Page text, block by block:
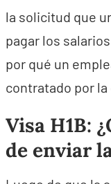
la solicitud que
pagar los
por qué un
contratado por
Visa H1B:
de enviar